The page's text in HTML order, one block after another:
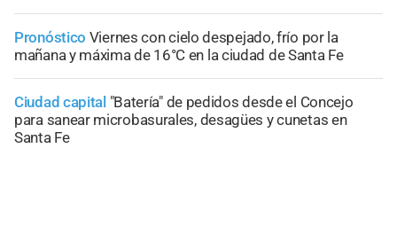
Pronóstico Viernes con cielo despejado, frío por la
mañana y máxima de 16°C en la ciudad de Santa Fe
Ciudad capital "Batería" de pedidos desde el Concejo
para sanear microbasurales, desagües y cunetas en
Santa Fe